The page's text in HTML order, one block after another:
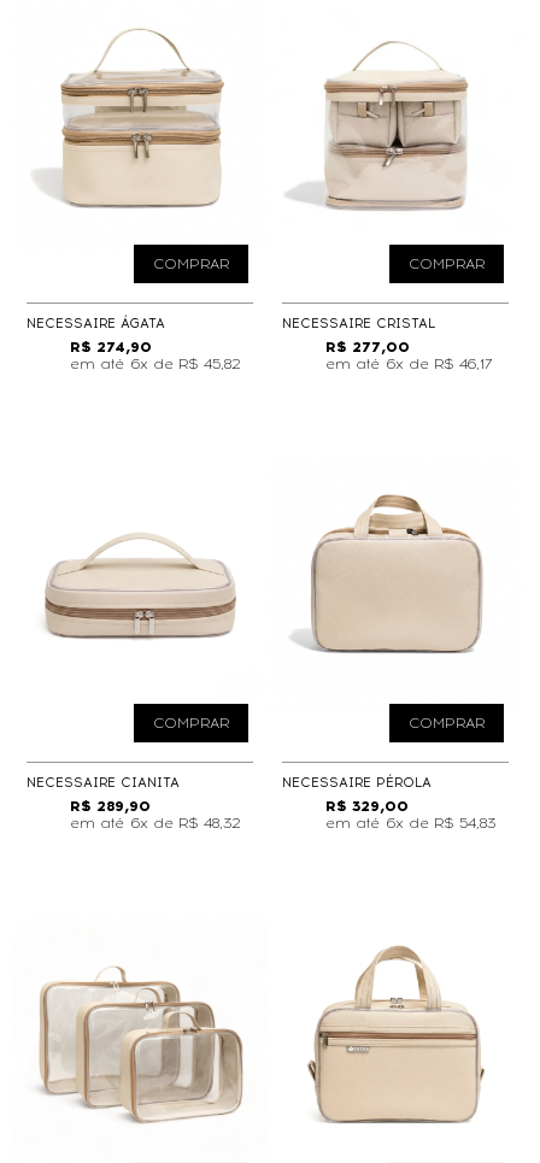
COMPRAR
NECESSAIRE ÁGATA
R$ 274,90
6x de R$ 45,82
COMPRAR
NECESSAIRE CRISTAL
R$ 277,00
6x de R$ 46,17
COMPRAR
NECESSAIRE CIANITA
R$ 289,90
6x de R$ 48,32
COMPRAR
NECESSAIRE PÉROLA
R$ 329,00
6x de R$ 54,83